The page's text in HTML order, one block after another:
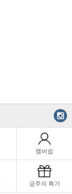
멤버쉽
금주의 특가